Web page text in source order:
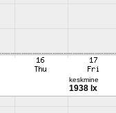
keskmine
1938 lx